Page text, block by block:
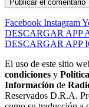
Facebook Instagram
DESCARGAR APP
DESCARGAR APP
El uso de este sitio
condiciones y
Información de
Reservados D.R.A.